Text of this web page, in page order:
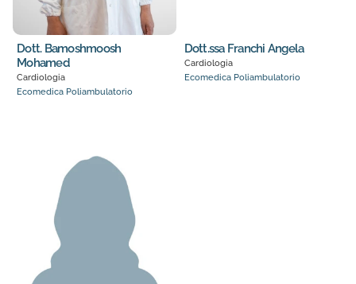
Dott. Bamoshmoosh
Mohamed
Cardiologia
Ecomedica Poliambulatorio
Dott.ssa Franchi Angela
Cardiologia
Ecomedica Poliambulatorio